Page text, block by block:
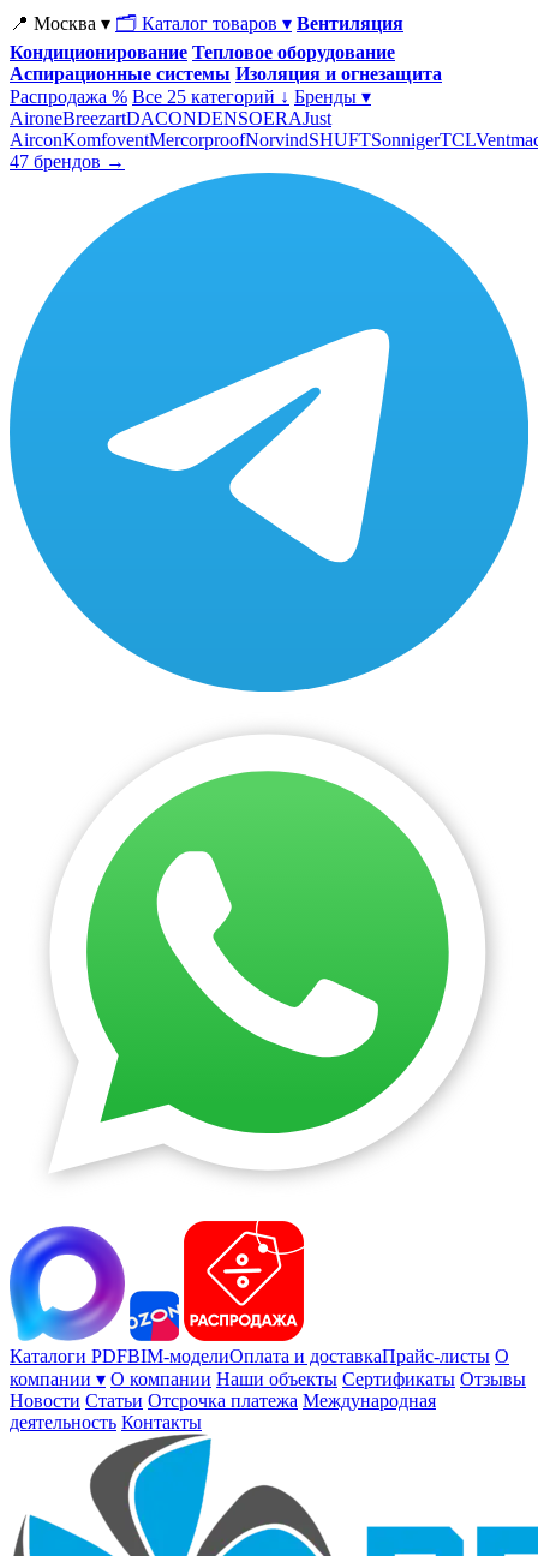
📍 Москва ▾ 🗂 Каталог товаров ▾ Вентиляция
Кондиционирование Тепловое оборудование
Аспирационные системы Изоляция и огнезащита
Распродажа % Все 25 категорий ↓ Бренды ▾
AironeBreezartDACONDENSOERAJust
AirconKomfoventMercorproofNorvindSHUFTSonnigerTCL
47 брендов →
Каталоги PDFBIM-моделиОплата и доставкаПрайс-листы О
компании ▾ О компании Наши объекты Сертификаты Отзывы
Новости Статьи Отсрочка платежа Международная
деятельность Контакты